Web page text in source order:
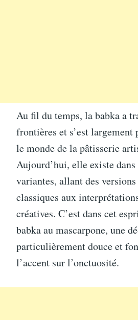
Au fil du temps, la babka a
frontières et s’est largement
le monde de la pâtisserie
Aujourd’hui, elle existe dans
variantes, allant des
classiques aux
créatives. C’est dans cet
babka au mascarpone, une
particulièrement douce et
l’accent sur l’onctuosité.